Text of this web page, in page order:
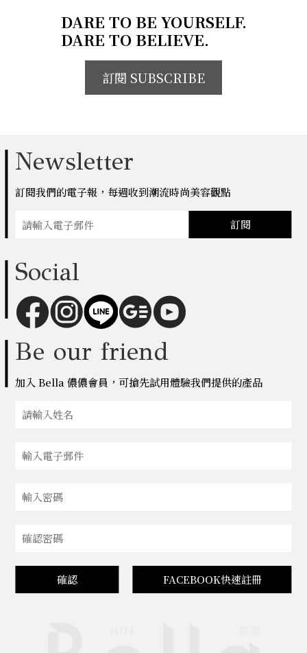
DARE TO BE YOURSELF.
DARE TO BELIEVE.
訂閱 SUBSCRIBE
Newsletter
訂閱我們的電子報，每週收到潮流時尚美容觀點
訂閱
Social
Be our friend
加入 Bella 儂儂會員，可搶先試用體驗我們提供的產品
確認 FACEBOOK快速註冊